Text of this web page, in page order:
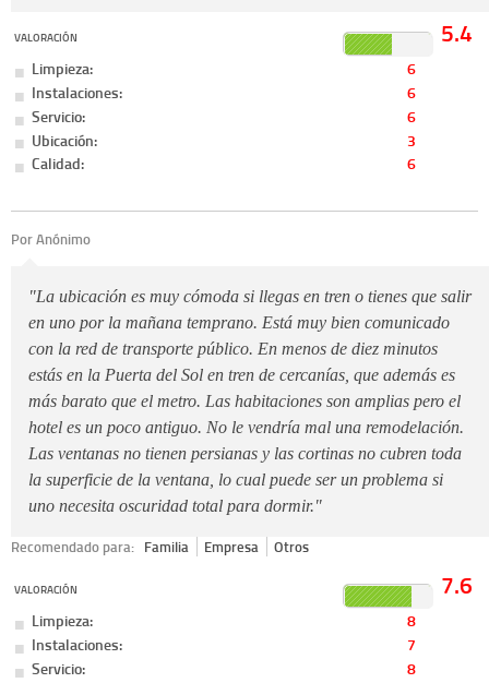
VALORACIÓN 5.4
Limpieza:
6
Instalaciones:
6
Servicio:
6
Ubicación:
3
Calidad:
6
Por Anónimo
"La ubicación es muy cómoda si llegas en tren o tienes que salir
en uno por la mañana temprano. Está muy bien comunicado
con la red de transporte público. En menos de diez minutos
estás en la Puerta del Sol en tren de cercanías, que además es
más barato que el metro. Las habitaciones son amplias pero el
hotel es un poco antiguo. No le vendría mal una remodelación.
Las ventanas no tienen persianas y las cortinas no cubren toda
la superficie de la ventana, lo cual puede ser un problema si
uno necesita oscuridad total para dormir."
Recomendado para: Familia Empresa Otros
VALORACIÓN 7.6
Limpieza:
8
Instalaciones:
7
Servicio:
8